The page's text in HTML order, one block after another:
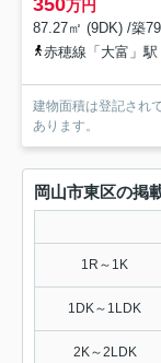
350万円
87.27㎡ (9DK) /築
赤穂線「大富」
建物面積は登記され
あります。
岡山市東区の掲
1R～1K
1DK～1LDK
2K～2LDK